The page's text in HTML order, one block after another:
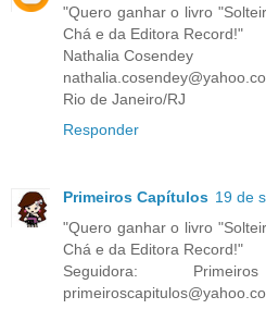
"Quero ganhar o livro
Chá e da Editora Record!"
Nathalia Cosendey
Rio de Janeiro/RJ
Responder
Primeiros Capítulos 19 de
"Quero ganhar o livro
Chá e da Editora Record!"
Seguidora: